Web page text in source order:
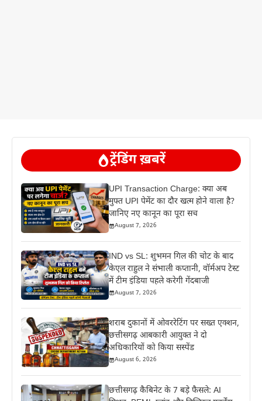
ट्रेंडिंग ख़बरें
UPI Transaction Charge: क्या अब
मुफ्त UPI पेमेंट का दौर खत्म होने वाला है?
जानिए नए कानून का पूरा सच
August 7, 2026
IND vs SL: शुभमन गिल की चोट के बाद
केएल राहुल ने संभाली कप्तानी, वॉर्मअप टेस्ट
में टीम इंडिया पहले करेगी गेंदबाजी
August 7, 2026
शराब दुकानों में ओवररेटिंग पर सख्त एक्शन,
छत्तीसगढ़ आबकारी आयुक्त ने दो
अधिकारियों को किया सस्पेंड
August 6, 2026
छत्तीसगढ़ कैबिनेट के 7 बड़े फैसले: AI